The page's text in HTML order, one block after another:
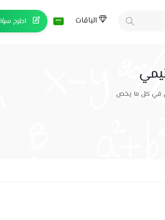
الباقات اطرح
في كل ما يخص